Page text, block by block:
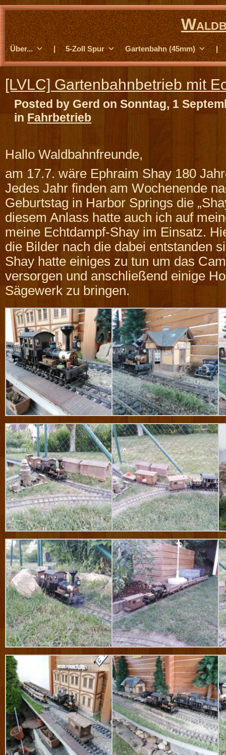
Über... | 5-Zoll Spur Gartenbahn (45mm) |
[LVLC] Gartenbahnbetrieb mit
Posted by Gerd on Sonntag, 1
in Fahrbetrieb
Hallo Waldbahnfreunde,
am 17.7. wäre Ephraim Shay 180
Jedes Jahr finden am Wochenende
Geburtstag in Harbor Springs die
diesem Anlass hatte auch ich auf
meine Echtdampf-Shay im Einsatz.
die Bilder nach die dabei entstanden
Shay hatte einiges zu tun um das
versorgen und anschließend einige
Sägewerk zu bringen.